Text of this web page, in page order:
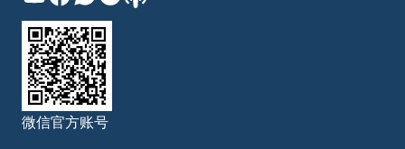
微信官方账号